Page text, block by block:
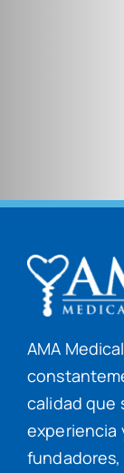
AMA
calidad que
experiencia